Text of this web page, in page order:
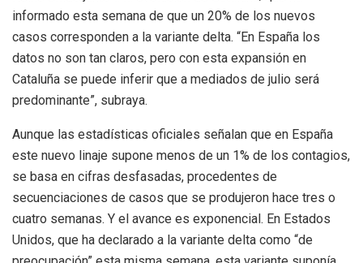
informado esta semana de que un 20% de los nuevos
casos corresponden a la variante delta. “En España los
datos no son tan claros, pero con esta expansión en
Cataluña se puede inferir que a mediados de julio será
predominante”, subraya.
Aunque las estadísticas oficiales señalan que en España
este nuevo linaje supone menos de un 1% de los contagios,
se basa en cifras desfasadas, procedentes de
secuenciaciones de casos que se produjeron hace tres o
cuatro semanas. Y el avance es exponencial. En Estados
Unidos, que ha declarado a la variante delta como “de